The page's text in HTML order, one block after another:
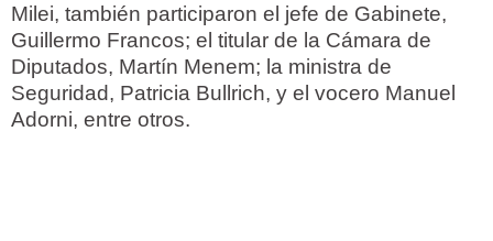
Milei, también participaron el jefe de Gabinete,
Guillermo Francos; el titular de la Cámara de
Diputados, Martín Menem; la ministra de
Seguridad, Patricia Bullrich, y el vocero Manuel
Adorni, entre otros.